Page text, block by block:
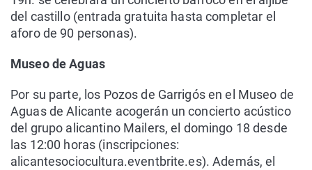
del castillo (entrada gratuita hasta completar el
aforo de 90 personas).
Museo de Aguas
Por su parte, los Pozos de Garrigós en el Museo de
Aguas de Alicante acogerán un concierto acústico
del grupo alicantino Mailers, el domingo 18 desde
las 12:00 horas (inscripciones:
alicantesociocultura.eventbrite.es). Además, el